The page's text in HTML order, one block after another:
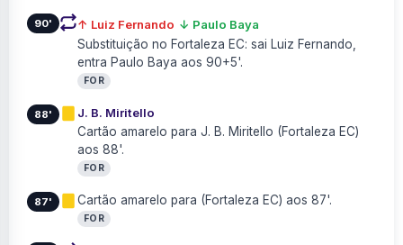
90' ↑ Luiz Fernando ↓ Paulo Baya
Substituição no Fortaleza EC: sai Luiz Fernando,
entra Paulo Baya aos 90+5'.
FOR
88'
J. B. Miritello
Cartão amarelo para J. B. Miritello (Fortaleza EC)
aos 88'.
FOR
87' Cartão amarelo para (Fortaleza EC) aos 87'.
FOR